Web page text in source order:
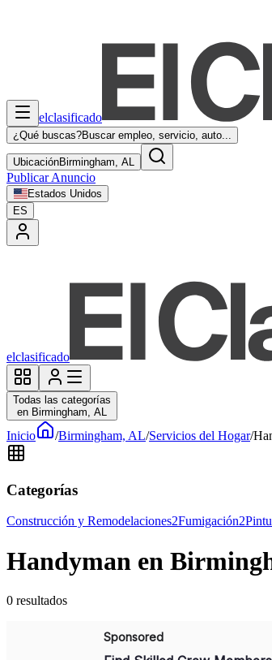
elclasificado
¿Qué buscas?Buscar empleo, servicio, auto...
UbicaciónBirmingham, AL
Publicar Anuncio
Estados Unidos
ES
elclasificado
Todas las categorías
en Birmingham, AL
Inicio /Birmingham, AL/Servicios del Hogar/
Categorías
Construcción y Remodelaciones2Fumigación2
Handyman en
0 resultados